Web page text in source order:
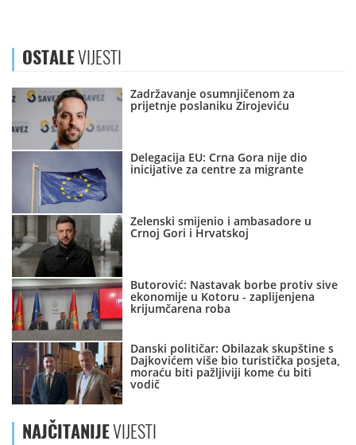
OSTALEVIJESTI
Zadržavanje osumnjičenom za
prijetnje poslaniku Zirojeviću
Delegacija EU: Crna Gora nije dio
inicijative za centre za migrante
Zelenski smijenio i ambasadore u
Crnoj Gori i Hrvatskoj
Butorović: Nastavak borbe protiv sive
ekonomije u Kotoru - zaplijenjena
krijumčarena roba
Danski političar: Obilazak skupštine s
Dajkovićem više bio turistička posjeta,
moraću biti pažljiviji kome ću biti
vodič
NAJČITANIJEVIJESTI